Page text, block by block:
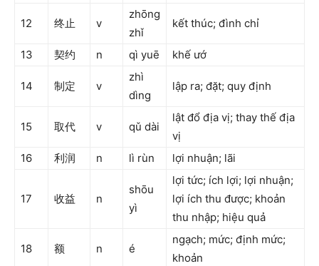
12 终止 v
zhōng
zhǐ
kết thúc; đình chỉ
13 契约 n qì yuē khế ướ
14 制定 v
zhì
dìng
lập ra; đặt; quy định
15 取代 v qǔ dài
lật đổ địa vị; thay thế địa
vị
16
利润 n lì rùn lợi nhuận; lãi
17 收益 n
shōu
yì
lợi tức; ích lợi; lợi nhuận;
lợi ích thu được; khoản
thu nhập; hiệu quả
18 额 n é
ngạch; mức; định mức;
khoản